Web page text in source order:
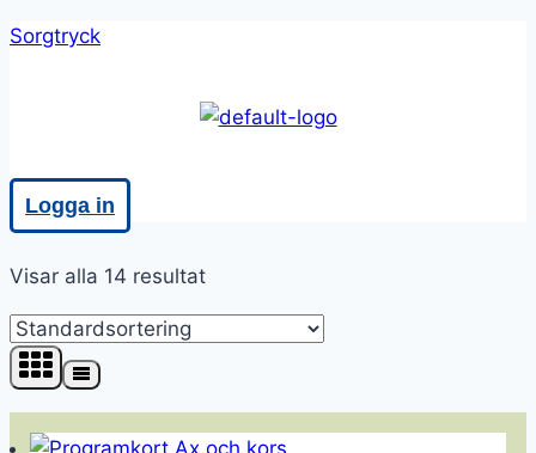
Skip
Sorgtryck
Logga in
Visar alla 14 resultat